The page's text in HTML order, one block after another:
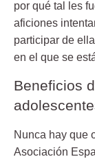
por qué tal les
aficiones
participar de
en el que se
Beneficios
Nunca hay que
Asociación